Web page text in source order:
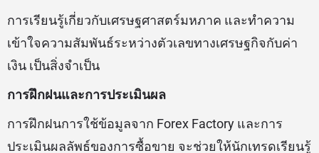
การเรียนรู้เกี่ยวกับเศรษฐศาสตร์มหภาค และทำความ
เข้าใจความสัมพันธ์ระหว่างตัวเลขทางเศรษฐกิจกับค่า
เงิน เป็นสิ่งจำเป็น
การฝึกฝนและการประเมินผล
การฝึกฝนการใช้ข้อมูลจาก Forex Factory และการ
ประเมินผลลัพธ์ของการซื้อขาย จะช่วยให้นักเทรดเรียนรู้